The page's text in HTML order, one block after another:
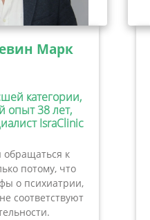
Марк
категории,
опыт 38 лет,
IsraClinic
к
потому, что
о психиатрии,
соответствуют